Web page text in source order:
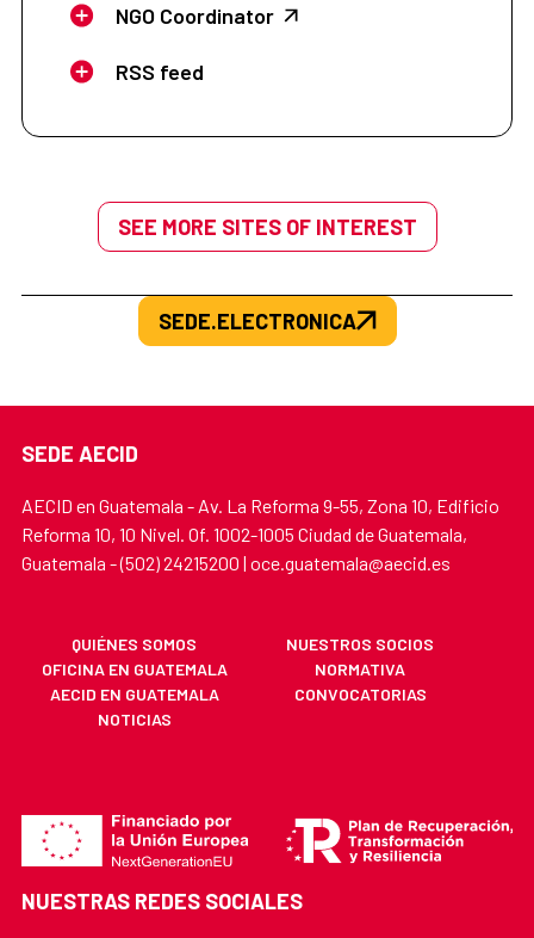
NGO Coordinator
RSS feed
SEE MORE SITES OF INTEREST
SEDE.ELECTRONICA
SEDE AECID
AECID en Guatemala - Av. La Reforma 9-55, Zona 10, Edificio
Reforma 10, 10 Nivel. Of. 1002-1005 Ciudad de Guatemala,
Guatemala - (502) 24215200 | oce.guatemala@aecid.es
QUIÉNES SOMOS
NUESTROS SOCIOS
OFICINA EN GUATEMALA
NORMATIVA
AECID EN GUATEMALA
CONVOCATORIAS
NOTICIAS
NUESTRAS REDES SOCIALES